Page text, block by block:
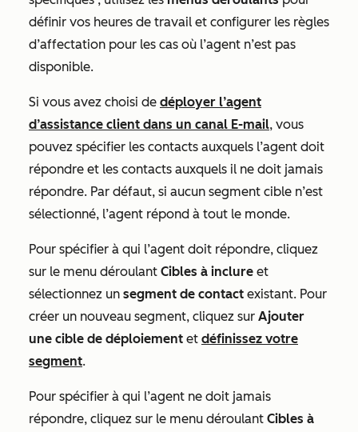
définir vos heures de travail et configurer les règles
d’affectation pour les cas où l’agent n’est pas
disponible.
Si vous avez choisi de déployer l’agent
d’assistance client dans un canal E-mail, vous
pouvez spécifier les contacts auxquels l’agent doit
répondre et les contacts auxquels il ne doit jamais
répondre. Par défaut, si aucun segment cible n’est
sélectionné, l’agent répond à tout le monde.
Pour spécifier à qui l’agent doit répondre, cliquez
sur le menu déroulant Cibles à inclure et
sélectionnez un segment de contact existant. Pour
créer un nouveau segment, cliquez sur Ajouter
une cible de déploiement et définissez votre
segment.
Pour spécifier à qui l’agent ne doit jamais
répondre, cliquez sur le menu déroulant Cibles à